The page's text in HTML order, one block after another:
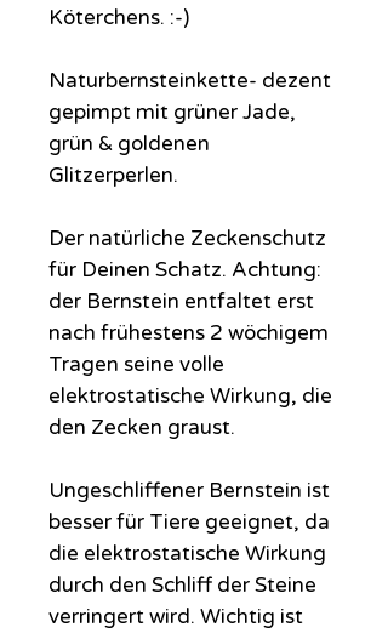
Köterchens. :-)
Naturbernsteinkette- dezent
gepimpt mit grüner Jade,
grün & goldenen
Glitzerperlen.
Der natürliche Zeckenschutz
für Deinen Schatz. Achtung:
der Bernstein entfaltet erst
nach frühestens 2 wöchigem
Tragen seine volle
elektrostatische Wirkung, die
den Zecken graust.
Ungeschliffener Bernstein ist
besser für Tiere geeignet, da
die elektrostatische Wirkung
durch den Schliff der Steine
verringert wird. Wichtig ist